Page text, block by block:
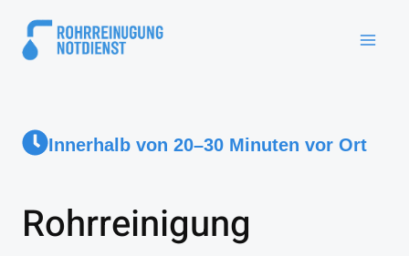
Innerhalb von 20–30 Minuten vor Ort
Rohrreinigung